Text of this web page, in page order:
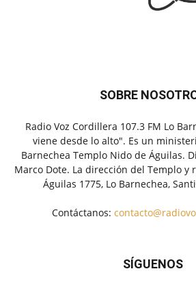
SOBRE
Radio Voz Cordillera 107.3 FM Lo
viene desde lo alto". Es un
Barnechea Templo Nido de Águilas.
Marco Dote. La dirección del Templo y
Águilas 1775, Lo Barnechea,
Contáctanos:
SÍGUENOS